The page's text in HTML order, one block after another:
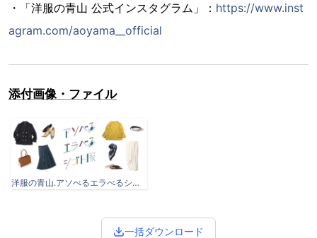
・「洋服の青山 公式インスタグラム」： https://www.inst
agram.com/aoyama__official
添付画像・ファイル
洋服の青山.アソべるエラべるシゴト服20191218.jpg
一括ダウンロード